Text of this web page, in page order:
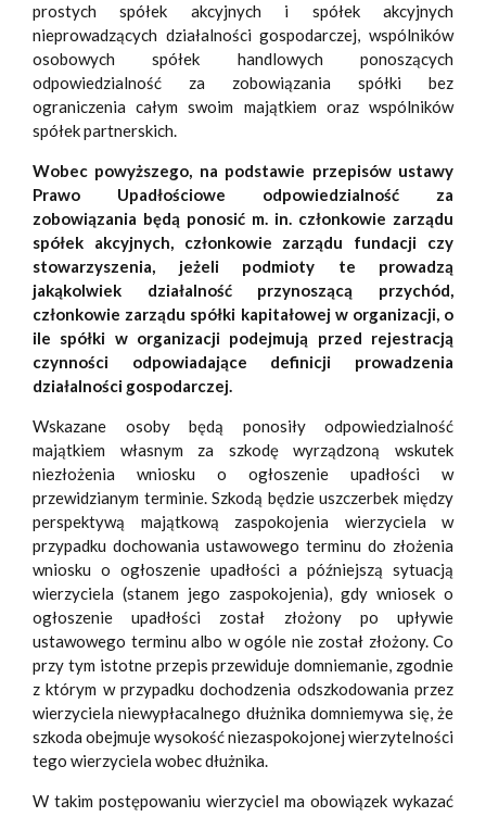
prostych spółek akcyjnych i spółek akcyjnych
nieprowadzących działalności gospodarczej, wspólników
osobowych spółek handlowych ponoszących
odpowiedzialność za zobowiązania spółki bez
ograniczenia całym swoim majątkiem oraz wspólników
spółek partnerskich.
Wobec powyższego, na podstawie przepisów ustawy
Prawo Upadłościowe odpowiedzialność za
zobowiązania będą ponosić m. in. członkowie zarządu
spółek akcyjnych, członkowie zarządu fundacji czy
stowarzyszenia, jeżeli podmioty te prowadzą
jakąkolwiek działalność przynoszącą przychód,
członkowie zarządu spółki kapitałowej w organizacji, o
ile spółki w organizacji podejmują przed rejestracją
czynności odpowiadające definicji prowadzenia
działalności gospodarczej.
Wskazane osoby będą ponosiły odpowiedzialność
majątkiem własnym za szkodę wyrządzoną wskutek
niezłożenia wniosku o ogłoszenie upadłości w
przewidzianym terminie. Szkodą będzie uszczerbek między
perspektywą majątkową zaspokojenia wierzyciela w
przypadku dochowania ustawowego terminu do złożenia
wniosku o ogłoszenie upadłości a późniejszą sytuacją
wierzyciela (stanem jego zaspokojenia), gdy wniosek o
ogłoszenie upadłości został złożony po upływie
ustawowego terminu albo w ogóle nie został złożony. Co
przy tym istotne przepis przewiduje domniemanie, zgodnie
z którym w przypadku dochodzenia odszkodowania przez
wierzyciela niewypłacalnego dłużnika domniemywa się, że
szkoda obejmuje wysokość niezaspokojonej wierzytelności
tego wierzyciela wobec dłużnika.
W takim postępowaniu wierzyciel ma obowiązek wykazać